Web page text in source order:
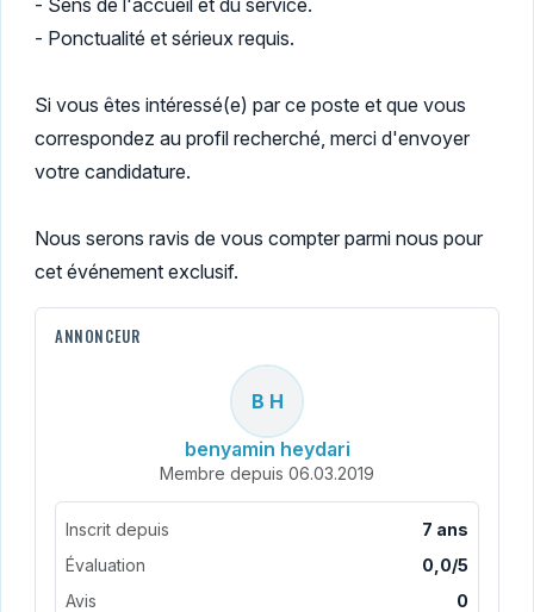
- Sens de l'accueil et du service.
- Ponctualité et sérieux requis.
Si vous êtes intéressé(e) par ce poste et que vous
correspondez au profil recherché, merci d'envoyer
votre candidature.
Nous serons ravis de vous compter parmi nous pour
cet événement exclusif.
ANNONCEUR
B H
benyamin heydari
Membre depuis 06.03.2019
Inscrit depuis
7 ans
Évaluation
0,0/5
Avis
0